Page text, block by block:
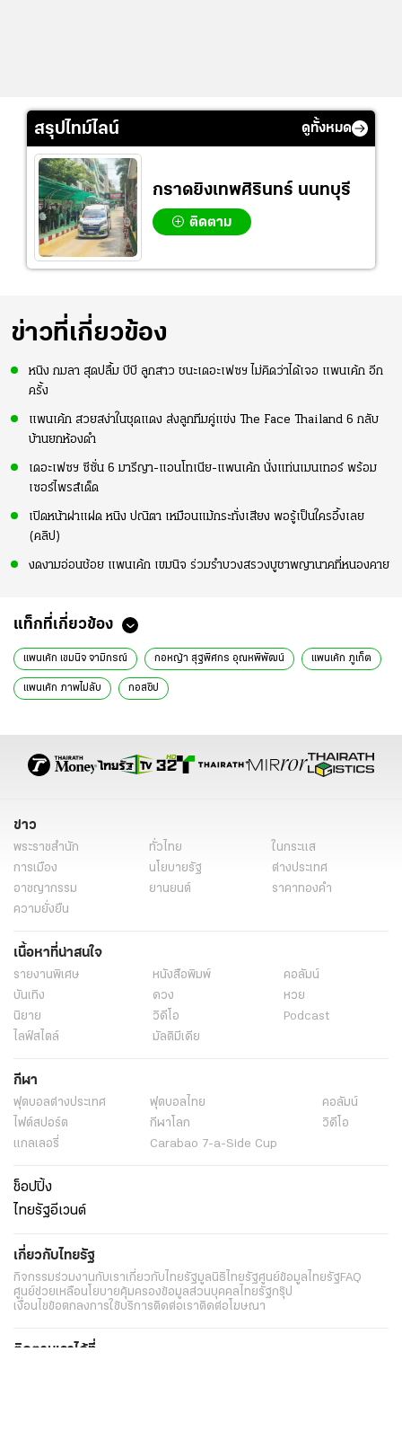
สรุปไทม์ไลน์ ดูทั้งหมด
กราดยิงเทพศิรินทร์ นนทบุรี
ติดตาม
ข่าวที่เกี่ยวข้อง
หนิง กมลา สุดปลื้ม บีบี ลูกสาว ชนะเดอะเฟซฯ ไม่คิดว่าได้เจอ แพนเค้ก อีก
ครั้ง
แพนเค้ก สวยสง่าในชุดแดง ส่งลูกทีมคู่แข่ง The Face Thailand 6 กลับ
บ้านยกห้องดำ
เดอะเฟซฯ ซีซั่น 6 มารีญา-แอนโทเนีย-แพนเค้ก นั่งแท่นเมนเทอร์ พร้อม
เซอร์ไพรส์เด็ด
เปิดหน้าฝาแฝด หนิง ปณิตา เหมือนแม้กระทั่งเสียง พอรู้เป็นใครอึ้งเลย
(คลิป)
งดงามอ่อนช้อย แพนเค้ก เขมนิจ ร่วมรำบวงสรวงบูชาพญานาคที่หนองคาย
แท็กที่เกี่ยวข้อง
แพนเค้ก เขมนิจ จามิกรณ์ กอหญ้า สุฐพิศกร อุณหพิพัฒน์ แพนเค้ก ภูเก็ต
แพนเค้ก ภาพไม่ลับ กอสซิป
ข่าว
พระราชสำนัก ทั่วไทย
ในกระแส
การเมือง
นโยบายรัฐ
ต่างประเทศ
อาชญากรรม
ยานยนต์
ราคาทองคำ
ความยั่งยืน
เนื้อหาที่น่าสนใจ
รายงานพิเศษ หนังสือพิมพ์
คอลัมน์
บันเทิง
ดวง
หวย
นิยาย
วิดีโอ
Podcast
ไลฟ์สไตล์
มัลติมีเดีย
กีฬา
ฟุตบอลต่่างประเทศ ฟุตบอลไทย
คอลัมน์
ไฟต์สปอร์ต
กีฬาโลก
วิดีโอ
แกลเลอรี่
Carabao 7-a-Side Cup
ช็อปปิ้ง
ไทยรัฐอีเวนต์
เกี่ยวกับไทยรัฐ
กิจกรรมร่วมงานกับเราเกี่ยวกับไทยรัฐมูลนิธิไทยรัฐศูนย์ข้อมูลไทยรัฐ FAQ
ศูนย์ช่วยเหลือนโยบายคุ้มครองข้อมูลส่วนบุคคลไทยรัฐกรุ๊ป
เงื่อนไขข้อตกลงการใช้บริการติดต่อเราติดต่อโฆษณา
ติดตามเราได้ที่